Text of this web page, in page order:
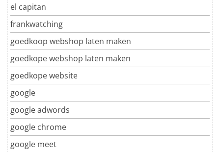
el capitan
frankwatching
goedkoop webshop laten maken
goedkope webshop laten maken
goedkope website
google
google adwords
google chrome
google meet